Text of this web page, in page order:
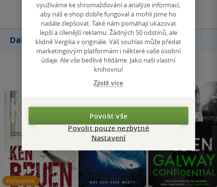
Další knihy autora
Poškozené
využíváme ke shromažďování a analýze informací,
aby náš e-shop dobře fungoval a mohli jsme ho
nadále zlepšovat. Také nám pomáhají ukazovat
lepší a cílenější reklamu. Žádných 50 odstínů, ale
klidně Vergilia v originále. Váš souhlas může předat
marketingovým platformám i některé vaše osobní
údaje. Ale vše bedlivě hlídáme. Jako naši vlastní
knihovnu!
Zjistit více
Povolit vše
Povolit pouze nezbytné
Nastavení